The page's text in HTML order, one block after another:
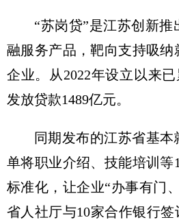
“苏岗贷”是江苏创新
融服务产品，靶向支持吸纳
企业。从2022年设立以来
发放贷款1489亿元。
同期发布的江苏省基
单将职业介绍、技能培训等
标准化，让企业“办事有门
省人社厅与10家合作银行签